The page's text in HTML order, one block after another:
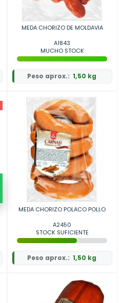
MEDA CHORIZO DE MOLDAVIA
A1843
MUCHO STOCK
Peso aprox.: 1,50 kg
MEDA CHORIZO POLACO POLLO
A2450
STOCK SUFICIENTE
Peso aprox.: 1,50 kg